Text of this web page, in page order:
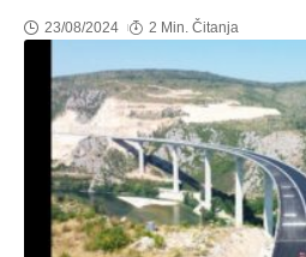
23/08/2024 2 Min. Čitanja